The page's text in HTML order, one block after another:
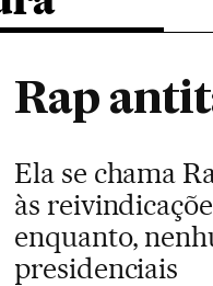
Rap
Ela se chama
às
enquanto,
presidenciais